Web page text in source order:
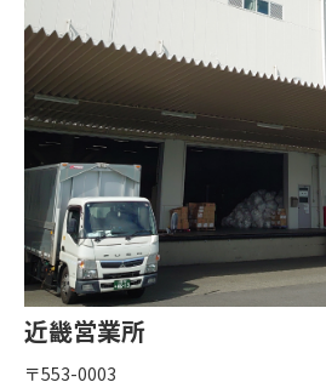
近畿営業所
〒553-0003